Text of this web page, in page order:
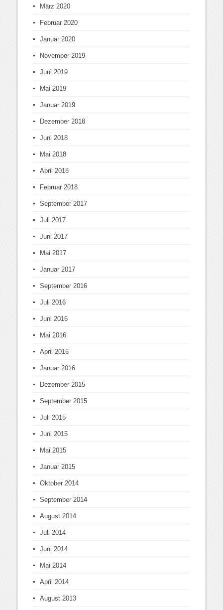
März 2020
Februar 2020
Januar 2020
November 2019
Juni 2019
Mai 2019
Januar 2019
Dezember 2018
Juni 2018
Mai 2018
April 2018
Februar 2018
September 2017
Juli 2017
Juni 2017
Mai 2017
Januar 2017
September 2016
Juli 2016
Juni 2016
Mai 2016
April 2016
Januar 2016
Dezember 2015
September 2015
Juli 2015
Juni 2015
Mai 2015
Januar 2015
Oktober 2014
September 2014
August 2014
Juli 2014
Juni 2014
Mai 2014
April 2014
August 2013